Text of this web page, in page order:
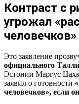
Контраст с
угрожал
человечков»
Это заявление
официального
Эстонии Маргус
заявил о готовности
человечков», если